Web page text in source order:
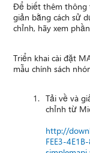
Để biết thêm thông
giản bằng cách sử
chỉnh, hãy xem
Triển khai cài đặt
mẫu chính sách
Tải về và
chỉnh từ
http://
FEE3-